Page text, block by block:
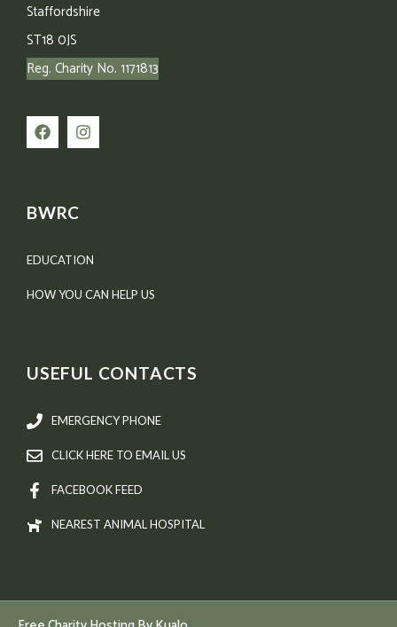
Staffordshire
ST18 0JS
Reg. Charity No. 1171813
BWRC
EDUCATION
HOW YOU CAN HELP US
USEFUL CONTACTS
EMERGENCY PHONE
CLICK HERE TO EMAIL US
FACEBOOK FEED
NEAREST ANIMAL HOSPITAL